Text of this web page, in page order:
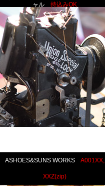
ャル 持込みOK
ASHOES&SUNS WORKS A001XX,
XXZ(zip)